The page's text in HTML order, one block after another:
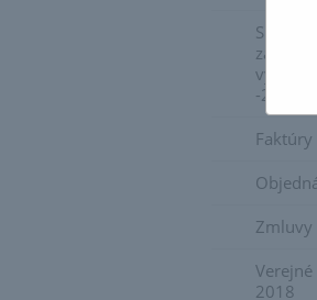
vyššími
-2019
Zmluvy
2018